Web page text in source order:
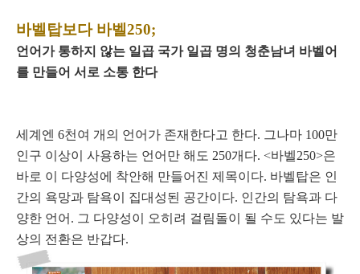
바벨탑보다 바벨250;
언어가 통하지 않는 일곱 국가 일곱 명의 청춘남녀 바벨어
를 만들어 서로 소통 한다
세계엔 6천여 개의 언어가 존재한다고 한다. 그나마 100만
인구 이상이 사용하는 언어만 해도 250개다. <바벨250>은
바로 이 다양성에 착안해 만들어진 제목이다. 바벨탑은 인
간의 욕망과 탐욕이 집대성된 공간이다. 인간의 탐욕과 다
양한 언어. 그 다양성이 오히려 걸림돌이 될 수도 있다는 발
상의 전환은 반갑다.